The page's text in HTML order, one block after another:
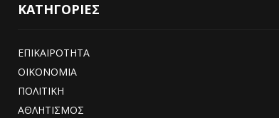
ΚΑΤΗΓΟΡΙΕΣ
ΕΠΙΚΑΙΡΟΤΗΤΑ
ΟΙΚΟΝΟΜΙΑ
ΠΟΛΙΤΙΚΗ
ΑΘΛΗΤΙΣΜΟΣ